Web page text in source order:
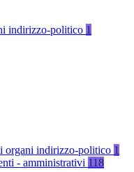
indirizzo-politico 1
organi indirizzo-politico 1
- amministrativi 118